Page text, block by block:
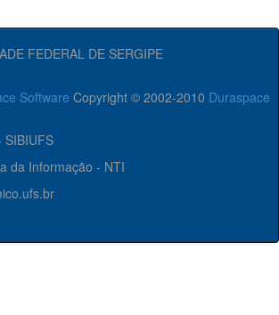
FEDERAL DE SERGIPE
Software Copyright © 2002-2010 Duraspace
SIBIUFS
da Informação - NTI